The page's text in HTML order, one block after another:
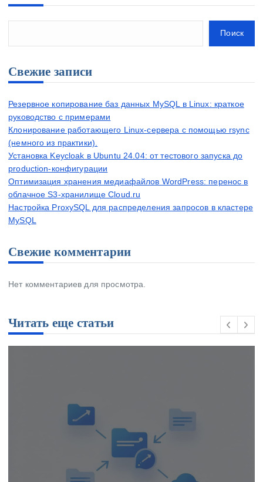
Поиск
Свежие записи
Резервное копирование баз данных MySQL в Linux: краткое
руководство с примерами
Клонирование работающего Linux-сервера с помощью rsync
(немного из практики).
Установка Keycloak в Ubuntu 24.04: от тестового запуска до
production-конфигурации
Оптимизация хранения медиафайлов WordPress: перенос в
облачное S3-хранилище Cloud.ru
Настройка ProxySQL для распределения запросов в кластере
MySQL
Свежие комментарии
Нет комментариев для просмотра.
Читать еще статьи